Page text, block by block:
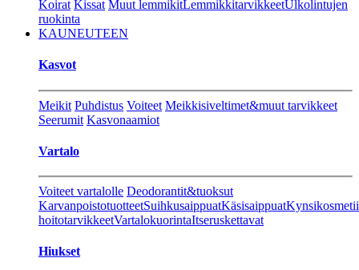
Koirat Kissat Muut lemmikitLemmikkitarvikkeetUlkolintujen
ruokinta
KAUNEUTEEN
Kasvot
Meikit Puhdistus Voiteet Meikkisiveltimet&muut tarvikkeet
Seerumit Kasvonaamiot
Vartalo
Voiteet vartalolle Deodorantit&tuoksut
KarvanpoistotuotteetSuihkusaippuatKäsisaippuat
hoitotarvikkeetVartalokuorintaItseruskettavat
Hiukset